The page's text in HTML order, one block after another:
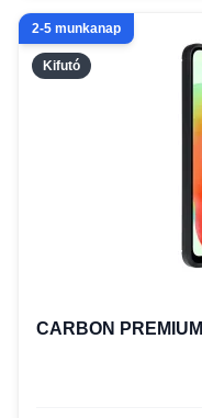
Kifutó
2-5 munkanap
CARBON